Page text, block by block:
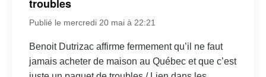
troubles
Publié le mercredi 20 mai à 22:21
Benoit Dutrizac affirme fermement qu’il ne faut
jamais acheter de maison au Québec et que c’est